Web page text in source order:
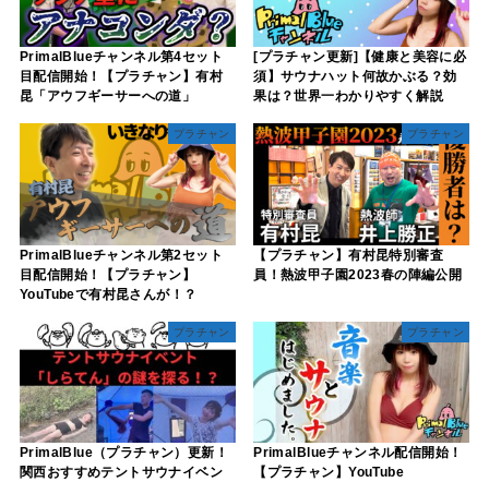
PrimalBlueチャンネル第4セット
目配信開始！【プラチャン】有村
昆「アウフギーサーへの道」
[プラチャン更新]【健康と美容に必
須】サウナハット何故かぶる？効
果は？世界一わかりやすく解説
プラチャン
PrimalBlueチャンネル第2セット
目配信開始！【プラチャン】
YouTubeで有村昆さんが！？
プラチャン
【プラチャン】有村昆特別審査
員！熱波甲子園2023春の陣編公開
プラチャン
PrimalBlue（プラチャン）更新！
関西おすすめテントサウナイベン
プラチャン
PrimalBlueチャンネル配信開始！
【プラチャン】YouTube